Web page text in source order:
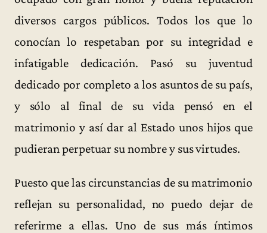
diversos cargos públicos. Todos los que lo
conocían lo respetaban por su integridad e
infatigable dedicación. Pasó su juventud
dedicado por completo a los asuntos de su país,
y sólo al final de su vida pensó en el
matrimonio y así dar al Estado unos hijos que
pudieran perpetuar su nombre y sus virtudes.
Puesto que las circunstancias de su matrimonio
reflejan su personalidad, no puedo dejar de
referirme a ellas. Uno de sus más íntimos